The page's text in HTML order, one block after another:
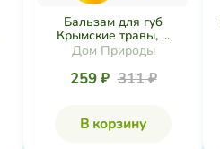
Бальзам для губ
Крымские травы, ...
Дом Природы
259 ₽ 311 ₽
В корзину